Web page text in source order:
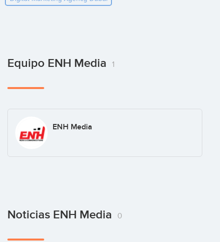
Equipo ENH Media 1
ENH Media
Noticias ENH Media 0